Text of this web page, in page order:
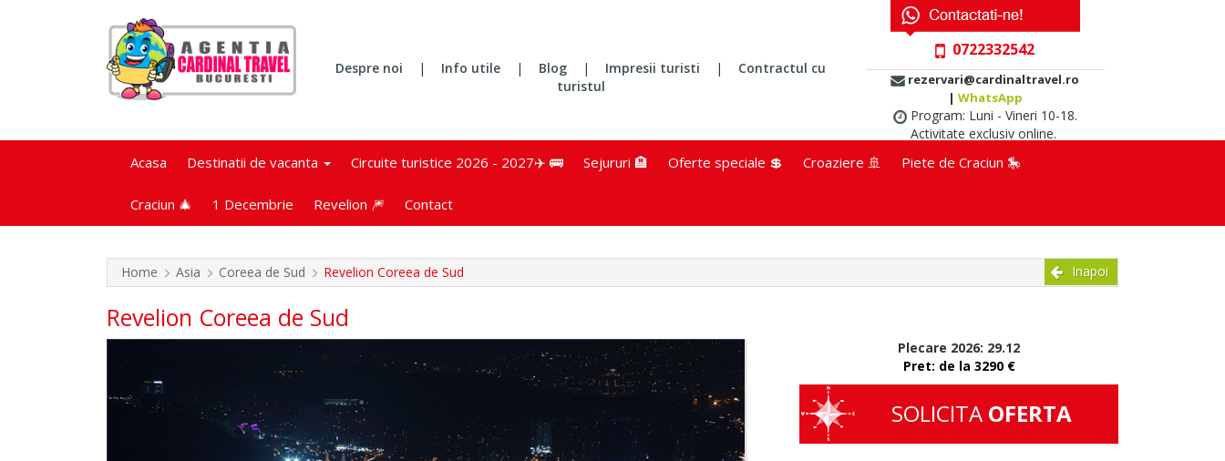
Despre noi | Info utile | Blog | Impresii turisti |
Contractul cu
turistul
0722332542
rezervari@cardinaltravel.ro
| WhatsApp
Program: Luni - Vineri 10-18.
Activitate exclusiv online.
Acasa Destinatii de vacanta Circuite turistice 2026 - 2027✈️ 🚌 Sejururi 🏨 Oferte speciale 💲 Croaziere 🚢 Piete de Craciun 🎠
Craciun 🎄 1 Decembrie Revelion 🎆 Contact
Home Asia Coreea de Sud Revelion Coreea de Sud Inapoi
Revelion Coreea de Sud
Plecare 2026: 29.12
Pret: de la 3290 €
SOLICITA OFERTA